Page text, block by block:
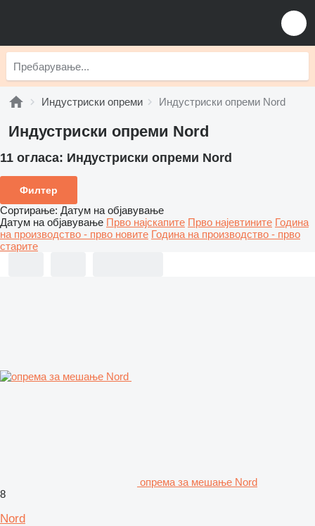
Индустриски опреми Индустриски опреми Nord
Индустриски опреми Nord
11 огласа: Индустриски опреми Nord
Филтер
Сортирање: Датум на објавување
Датум на објавување Прво најскапите Прво најевтините Година
на производство - прво новите Година на производство - прво
старите
опрема за мешање Nord
8
Nord